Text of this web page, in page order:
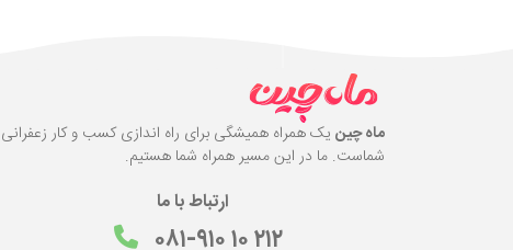
ماه چین یک همراه همیشگی برای راه اندازی کسب و کار زعفرانی
شماست. ما در این مسیر همراه شما هستیم.
ارتباط با ما
۰۸۱-۹۱۰ ۱۰ ۲۱۲